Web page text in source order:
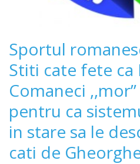
Sportul
Stiti cate fete ca
Comaneci
pentru ca
in stare sa le
cati de